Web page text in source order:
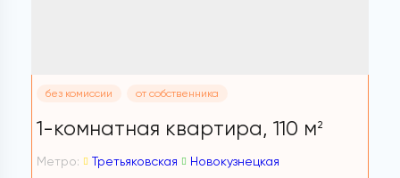
без комиссии от собственника
1-комнатная квартира, 110 м2
Метро: Третьяковская
Новокузнецкая